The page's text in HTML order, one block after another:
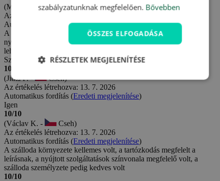
(Marie P. -
Cseh)
Az értékelés létrehozva: 13. 7. 2026
Automatikus fordítás (Eredeti megjelenítése)
A szálloda szép, a wellness kiváló, a legjobb. Kevés a gyerek, és
nyugodt a környezet. A környék alkalmas sétákra. Az étkezés
lehetne jobb, de egyébként összességében pozitívan értékelem.
Szívesen megismételném még a tartózkodást!
10/10
(Jitka F. -
Cseh)
Az értékelés létrehozva: 13. 7. 2026
Automatikus fordítás (Eredeti megjelenítése)
Igen
10/10
(Václav K. -
Cseh)
Az értékelés létrehozva: 13. 7. 2026
Automatikus fordítás (Eredeti megjelenítése)
A szálloda környezete kellemes volt, a tartózkodás megfelelt a
leírásnak, a nyújtott szolgáltatások színvonala megfelelő volt, a
szálloda személyzete pedig kedves volt
10/10
szabályzatunknak megfelelően. Bővebben
ÖSSZES ELFOGADÁSA
RÉSZLETEK MEGJELENÍTÉSE